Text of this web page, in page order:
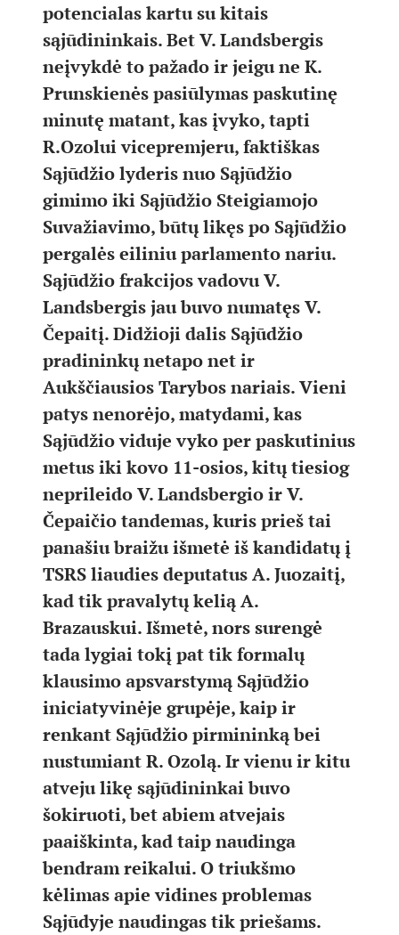
potencialas kartu su kitais
sąjūdininkais. Bet V. Landsbergis
neįvykdė to pažado ir jeigu ne K.
Prunskienės pasiūlymas paskutinę
minutę matant, kas įvyko, tapti
R.Ozolui vicepremjeru, faktiškas
Sąjūdžio lyderis nuo Sąjūdžio
gimimo iki Sąjūdžio Steigiamojo
Suvažiavimo, būtų likęs po Sąjūdžio
pergalės eiliniu parlamento nariu.
Sąjūdžio frakcijos vadovu V.
Landsbergis jau buvo numatęs V.
Čepaitį. Didžioji dalis Sąjūdžio
pradininkų netapo net ir
Aukščiausios Tarybos nariais. Vieni
patys nenorėjo, matydami, kas
Sąjūdžio viduje vyko per paskutinius
metus iki kovo 11-osios, kitų tiesiog
neprileido V. Landsbergio ir V.
Čepaičio tandemas, kuris prieš tai
panašiu braižu išmetė iš kandidatų į
TSRS liaudies deputatus A. Juozaitį,
kad tik pravalytų kelią A.
Brazauskui. Išmetė, nors surengė
tada lygiai tokį pat tik formalų
klausimo apsvarstymą Sąjūdžio
iniciatyvinėje grupėje, kaip ir
renkant Sąjūdžio pirmininką bei
nustumiant R. Ozolą. Ir vienu ir kitu
atveju likę sąjūdininkai buvo
šokiruoti, bet abiem atvejais
paaiškinta, kad taip naudinga
bendram reikalui. O triukšmo
kėlimas apie vidines problemas
Sąjūdyje naudingas tik priešams.